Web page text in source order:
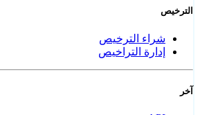
الترخيص
شراء الترخيص
إدارة التراخيص
آخر